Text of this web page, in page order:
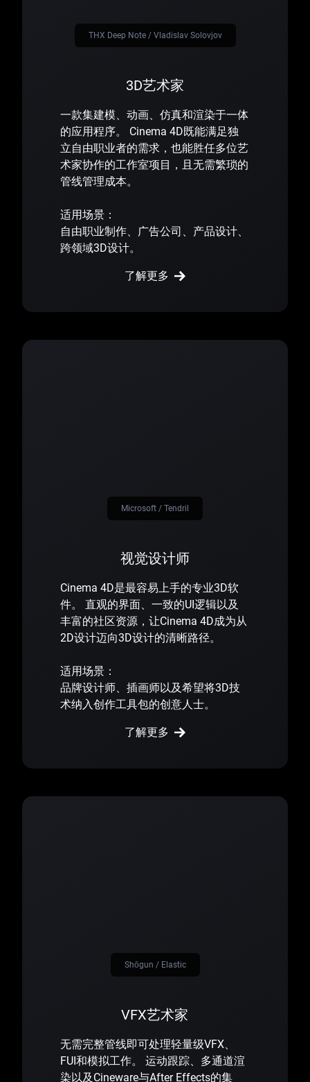
3D艺术家
一款集建模、动画、仿真和渲染于一体
的应用程序。 Cinema 4D既能满足独
立自由职业者的需求，也能胜任多位艺
术家协作的工作室项目，且无需繁琐的
管线管理成本。
适用场景：
自由职业制作、广告公司、产品设计、
跨领域3D设计。
了解更多
THX Deep Note / Vladislav Solovjov
视觉设计师
Cinema 4D是最容易上手的专业3D软
件。 直观的界面、一致的UI逻辑以及
丰富的社区资源，让Cinema 4D成为从
2D设计迈向3D设计的清晰路径。
适用场景：
品牌设计师、插画师以及希望将3D技
术纳入创作工具包的创意人士。
了解更多
Microsoft / Tendril
VFX艺术家
无需完整管线即可处理轻量级VFX、
FUI和模拟工作。 运动跟踪、多通道渲
染以及Cineware与After Effects的集
Shōgun / Elastic